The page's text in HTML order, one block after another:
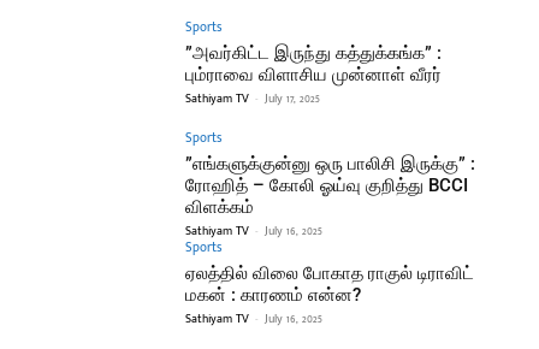
Sports
”அவர்கிட்ட இருந்து கத்துக்கங்க” :
பும்ராவை விளாசிய முன்னாள் வீரர்
Sathiyam TV - July 17, 2025
Sports
”எங்களுக்குன்னு ஒரு பாலிசி இருக்கு” :
ரோஹித் – கோலி ஓய்வு குறித்து BCCI
விளக்கம்
Sathiyam TV - July 16, 2025
Sports
ஏலத்தில் விலை போகாத ராகுல் டிராவிட்
மகன் : காரணம் என்ன?
Sathiyam TV - July 16, 2025